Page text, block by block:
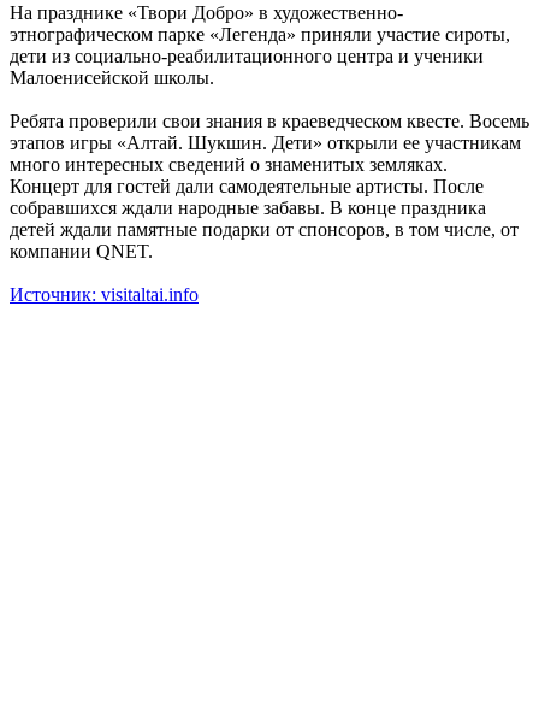
На празднике «Твори Добро» в художественно-
этнографическом парке «Легенда» приняли участие сироты,
дети из социально-реабилитационного центра и ученики
Малоенисейской школы.
Ребята проверили свои знания в краеведческом квесте. Восемь
этапов игры «Алтай. Шукшин. Дети» открыли ее участникам
много интересных сведений о знаменитых земляках.
Концерт для гостей дали самодеятельные артисты. После
собравшихся ждали народные забавы. В конце праздника
детей ждали памятные подарки от спонсоров, в том числе, от
компании QNET.
Источник: visitaltai.info